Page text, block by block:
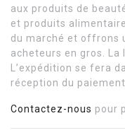
aux produits de
et produits
du marché et offrons
acheteurs en gros. La
L’expédition se fera
réception du
Contactez-nous pour